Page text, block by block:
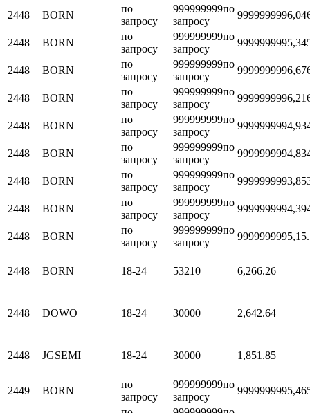
2448 BORN
по
запросу
999999999по
запросу
9999999996,04
2448 BORN
по
запросу
999999999по
запросу
9999999995,34
2448 BORN
по
запросу
999999999по
запросу
9999999996,67
2448 BORN
по
запросу
999999999по
запросу
9999999996,21
2448 BORN
по
запросу
999999999по
запросу
9999999994,93
2448 BORN
по
запросу
999999999по
запросу
9999999994,83
2448 BORN
по
запросу
999999999по
запросу
9999999993,85
2448 BORN
по
запросу
999999999по
запросу
9999999994,39
2448 BORN
по
запросу
999999999по
запросу
9999999995,1
2448 BORN 18-24 53210 6,266.26
2448 DOWO 18-24 30000 2,642.64
2448 JGSEMI 18-24 30000 1,851.85
2449 BORN
по
запросу
999999999по
запросу
9999999995,46